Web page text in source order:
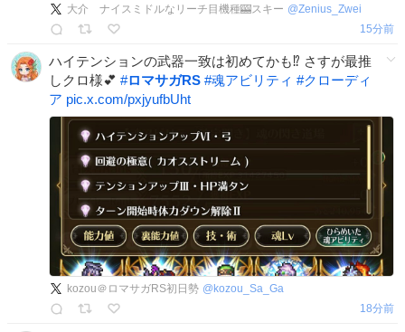
大介 ナイスミドルなリーチ目機種🎰スキー @Zenius_Zwei
15分前
ハイテンションの武器一致は初めてかも⁉️ さすが最推
しクロ様💕 #ロマサガRS #魂アビリティ #クローディ
ア pic.x.com/pxjyufbUht
kozou＠ロマサガRS初日勢 @ kozou_Sa_Ga
18分前